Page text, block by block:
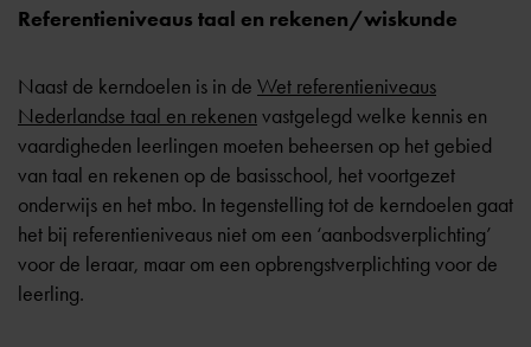
Referentieniveaus taal en rekenen/wiskunde
Naast de kerndoelen is in de Wet referentieniveaus
Nederlandse taal en rekenen vastgelegd welke kennis en
vaardigheden leerlingen moeten beheersen op het gebied
van taal en rekenen op de basisschool, het voortgezet
onderwijs en het mbo. In tegenstelling tot de kerndoelen gaat
het bij referentieniveaus niet om een ‘aanbodsverplichting’
voor de leraar, maar om een opbrengstverplichting voor de
leerling.